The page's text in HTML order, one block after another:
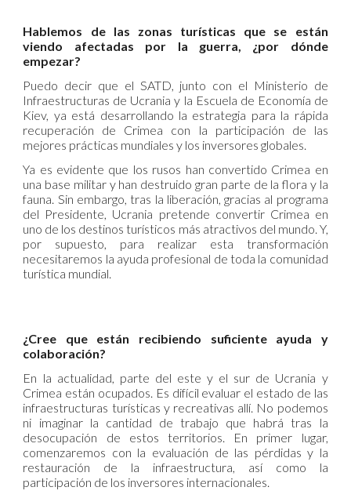
Hablemos de las zonas turísticas que se están
viendo afectadas por la guerra, ¿por dónde
empezar?
Puedo decir que el SATD, junto con el Ministerio de
Infraestructuras de Ucrania y la Escuela de Economía de
Kiev, ya está desarrollando la estrategia para la rápida
recuperación de Crimea con la participación de las
mejores prácticas mundiales y los inversores globales.
Ya es evidente que los rusos han convertido Crimea en
una base militar y han destruido gran parte de la flora y la
fauna. Sin embargo, tras la liberación, gracias al programa
del Presidente, Ucrania pretende convertir Crimea en
uno de los destinos turísticos más atractivos del mundo. Y,
por supuesto, para realizar esta transformación
necesitaremos la ayuda profesional de toda la comunidad
turística mundial.
¿Cree que están recibiendo suficiente ayuda y
colaboración?
En la actualidad, parte del este y el sur de Ucrania y
Crimea están ocupados. Es difícil evaluar el estado de las
infraestructuras turísticas y recreativas allí. No podemos
ni imaginar la cantidad de trabajo que habrá tras la
desocupación de estos territorios. En primer lugar,
comenzaremos con la evaluación de las pérdidas y la
restauración de la infraestructura, así como la
participación de los inversores internacionales.